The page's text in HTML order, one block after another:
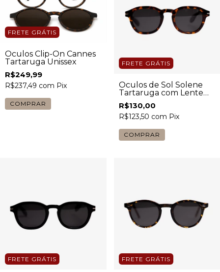
FRETE GRÁTIS
Óculos Clip-On Cannes
Tartaruga Unissex
R$249,99
R$237,49 com Pix
FRETE GRÁTIS
Óculos de Sol Solene
Tartaruga com Lente
Escura Unissex
R$130,00
R$123,50 com Pix
COMPRAR
FRETE GRÁTIS FRETE GRÁTIS